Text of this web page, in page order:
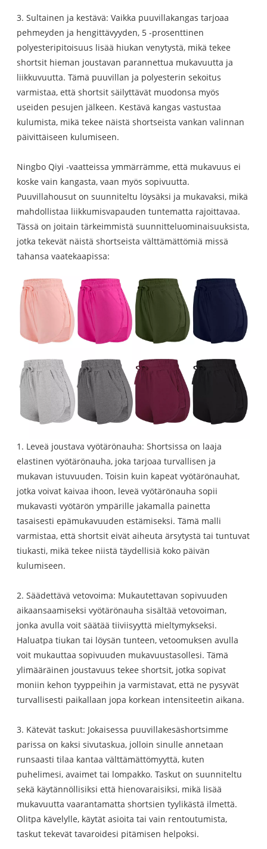
3. Sultainen ja kestävä: Vaikka puuvillakangas tarjoaa
pehmeyden ja hengittävyyden, 5 -prosenttinen
polyesteripitoisuus lisää hiukan venytystä, mikä tekee
shortsit hieman joustavan parannettua mukavuutta ja
liikkuvuutta. Tämä puuvillan ja polyesterin sekoitus
varmistaa, että shortsit säilyttävät muodonsa myös
useiden pesujen jälkeen. Kestävä kangas vastustaa
kulumista, mikä tekee näistä shortseista vankan valinnan
päivittäiseen kulumiseen.
Ningbo Qiyi -vaatteissa ymmärrämme, että mukavuus ei
koske vain kangasta, vaan myös sopivuutta.
Puuvillahousut on suunniteltu löysäksi ja mukavaksi, mikä
mahdollistaa liikkumisvapauden tuntematta rajoittavaa.
Tässä on joitain tärkeimmistä suunnitteluominaisuuksista,
jotka tekevät näistä shortseista välttämättömiä missä
tahansa vaatekaapissa:
1. Leveä joustava vyötärönauha: Shortsissa on laaja
elastinen vyötärönauha, joka tarjoaa turvallisen ja
mukavan istuvuuden. Toisin kuin kapeat vyötärönauhat,
jotka voivat kaivaa ihoon, leveä vyötärönauha sopii
mukavasti vyötärön ympärille jakamalla painetta
tasaisesti epämukavuuden estämiseksi. Tämä malli
varmistaa, että shortsit eivät aiheuta ärsytystä tai tuntuvat
tiukasti, mikä tekee niistä täydellisiä koko päivän
kulumiseen.
2. Säädettävä vetovoima: Mukautettavan sopivuuden
aikaansaamiseksi vyötärönauha sisältää vetovoiman,
jonka avulla voit säätää tiiviisyyttä mieltymykseksi.
Haluatpa tiukan tai löysän tunteen, vetoomuksen avulla
voit mukauttaa sopivuuden mukavuustasollesi. Tämä
ylimääräinen joustavuus tekee shortsit, jotka sopivat
moniin kehon tyyppeihin ja varmistavat, että ne pysyvät
turvallisesti paikallaan jopa korkean intensiteetin aikana.
3. Kätevät taskut: Jokaisessa puuvillakesäshortsimme
parissa on kaksi sivutaskua, jolloin sinulle annetaan
runsaasti tilaa kantaa välttämättömyyttä, kuten
puhelimesi, avaimet tai lompakko. Taskut on suunniteltu
sekä käytännöllisiksi että hienovaraisiksi, mikä lisää
mukavuutta vaarantamatta shortsien tyylikästä ilmettä.
Olitpa kävelylle, käytät asioita tai vain rentoutumista,
taskut tekevät tavaroidesi pitämisen helpoksi.